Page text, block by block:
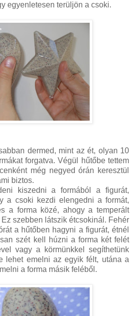
egyenletesen terüljön a csoki.
dermed, mint az ét, olyan 10
forgatva. Végül hűtőbe tettem
még negyed órán keresztül
biztos.
kiszedni a formából a figurát,
a csoki kezdi elengedni a formát,
a forma közé, ahogy a temperált
szebben látszik étcsokinál. Fehér
a hűtőben hagyni a figurát, étnél
szét kell húzni a forma két felét
vagy a körmünkkel segíthetünk
lehet emelni az egyik félt, utána a
a forma másik feléből.